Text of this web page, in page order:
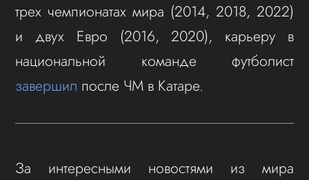
трех чемпионатах мира (2014, 2018, 2022)
и двух Евро (2016, 2020), карьеру в
национальной команде футболист
завершил после ЧМ в Катаре.
За интересными новостями из мира